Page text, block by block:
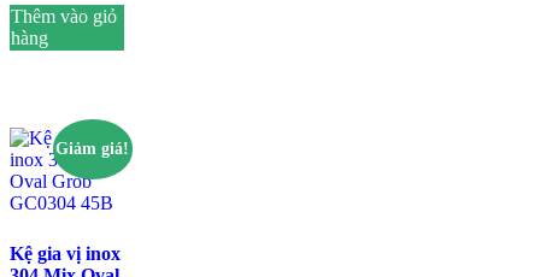
Thêm vào giỏ
hàng
Giảm giá!
Kệ gia vị inox